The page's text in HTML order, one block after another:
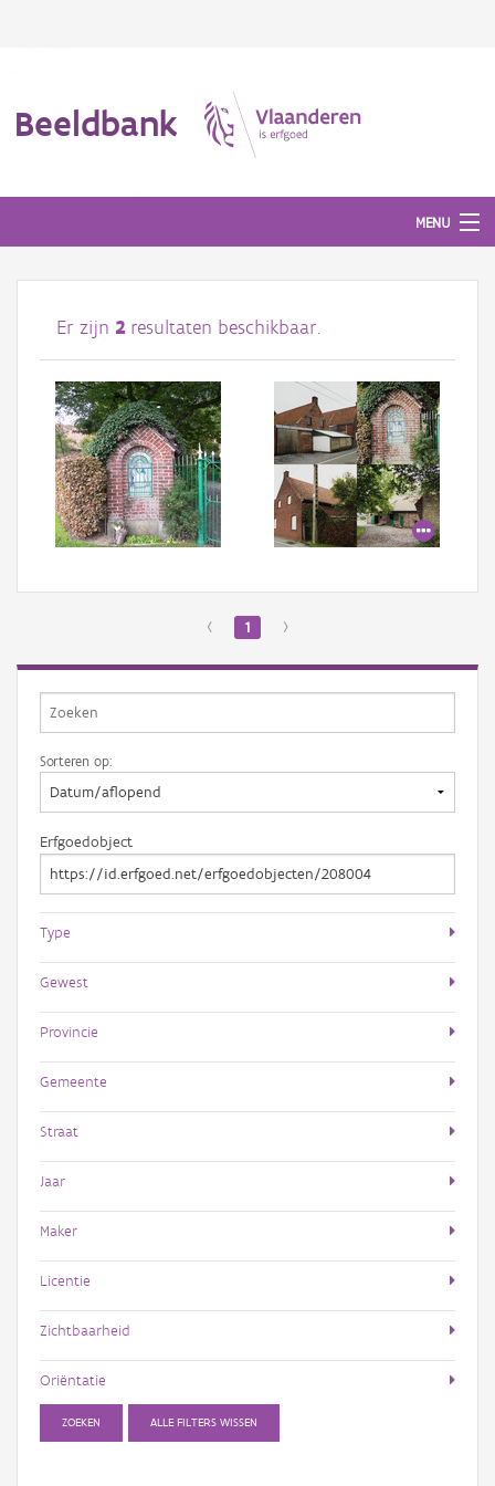
Beeldbank
MENU
Afbeeldingen
#BeeldIndeKijker
Hergebruik
Over ons
Aanmelden
Er zijn 2 resultaten beschikbaar.
‹ 1 ›
Sorteren op:
Erfgoedobject
Type
Gewest
Provincie
Gemeente
Straat
Jaar
Maker
Licentie
Zichtbaarheid
Oriëntatie
ZOEKEN ALLE FILTERS WISSEN